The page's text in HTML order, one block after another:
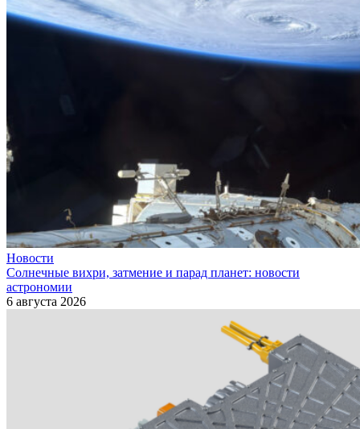
Новости
Солнечные вихри, затмение и парад планет: новости
астрономии
6 августа 2026